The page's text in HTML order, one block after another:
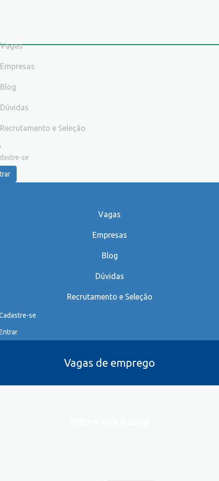
Vagas
Empresas
Blog
Dúvidas
Recrutamento e Seleção
se
Vagas
Empresas
Blog
Dúvidas
Recrutamento e Seleção
se
Vagas de emprego